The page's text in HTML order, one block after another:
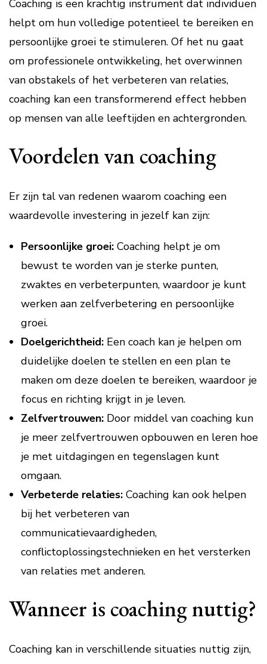
Coaching is een krachtig instrument dat individuen
helpt om hun volledige potentieel te bereiken en
persoonlijke groei te stimuleren. Of het nu gaat
om professionele ontwikkeling, het overwinnen
van obstakels of het verbeteren van relaties,
coaching kan een transformerend effect hebben
op mensen van alle leeftijden en achtergronden.
Voordelen van coaching
Er zijn tal van redenen waarom coaching een
waardevolle investering in jezelf kan zijn:
Persoonlijke groei: Coaching helpt je om
bewust te worden van je sterke punten,
zwaktes en verbeterpunten, waardoor je kunt
werken aan zelfverbetering en persoonlijke
groei.
Doelgerichtheid: Een coach kan je helpen om
duidelijke doelen te stellen en een plan te
maken om deze doelen te bereiken, waardoor je
focus en richting krijgt in je leven.
Zelfvertrouwen: Door middel van coaching kun
je meer zelfvertrouwen opbouwen en leren hoe
je met uitdagingen en tegenslagen kunt
omgaan.
Verbeterde relaties: Coaching kan ook helpen
bij het verbeteren van
communicatievaardigheden,
conflictoplossingstechnieken en het versterken
van relaties met anderen.
Wanneer is coaching nuttig?
Coaching kan in verschillende situaties nuttig zijn,